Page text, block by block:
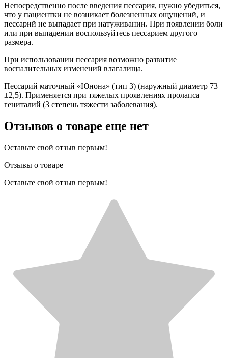
Непосредственно после введения пессария, нужно убедиться,
что у пациентки не возникает болезненных ощущений, и
пессарий не выпадает при натуживании. При появлении боли
или при выпадении воспользуйтесь пессарием другого
размера.
При использовании пессария возможно развитие
воспалительных изменений влагалища.
Пессарий маточный «Юнона» (тип 3) (наружный диаметр 73
±2,5). Применяется при тяжелых проявлениях пролапса
гениталий (3 степень тяжести заболевания).
Отзывов о товаре еще нет
Оставьте свой отзыв первым!
Отзывы о товаре
Оставьте свой отзыв первым!